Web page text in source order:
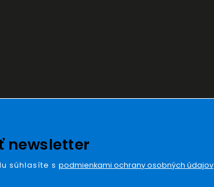
newsletter
súhlasíte s podmienkami ochrany osobných údajov